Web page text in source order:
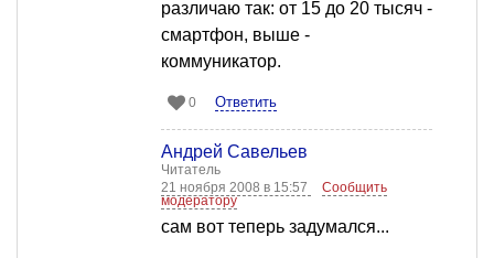
различаю так: от 15 до 20 тысяч -
смартфон, выше -
коммуникатор.
0 Ответить
Андрей Савельев
Читатель
21 ноября 2008 в 15:57
Сообщить
модератору
сам вот теперь задумался...